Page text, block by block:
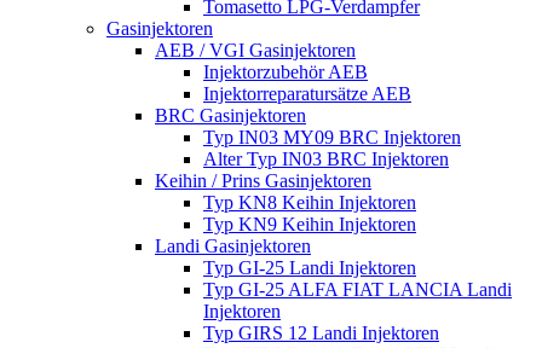
Tomasetto LPG-Verdampfer
Gasinjektoren
AEB / VGI Gasinjektoren
Injektorzubehör AEB
Injektorreparatursätze AEB
BRC Gasinjektoren
Typ IN03 MY09 BRC Injektoren
Alter Typ IN03 BRC Injektoren
Keihin / Prins Gasinjektoren
Typ KN8 Keihin Injektoren
Typ KN9 Keihin Injektoren
Landi Gasinjektoren
Typ GI-25 Landi Injektoren
Typ GI-25 ALFA FIAT LANCIA Landi
Injektoren
Typ GIRS 12 Landi Injektoren